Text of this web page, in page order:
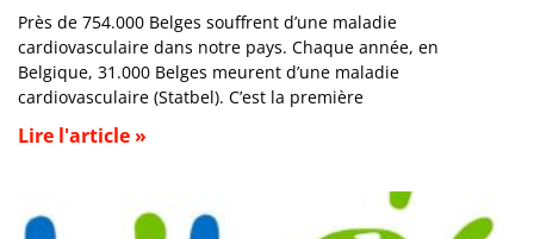
Près de 754.000 Belges souffrent d’une maladie
cardiovasculaire dans notre pays. Chaque année, en
Belgique, 31.000 Belges meurent d’une maladie
cardiovasculaire (Statbel). C’est la première
Lire l'article »